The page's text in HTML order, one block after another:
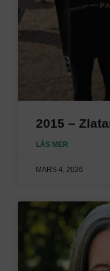
2015 –
LÄS MER
MARS 4, 2026